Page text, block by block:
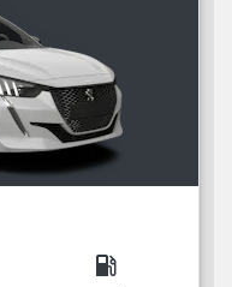
local_gas_station